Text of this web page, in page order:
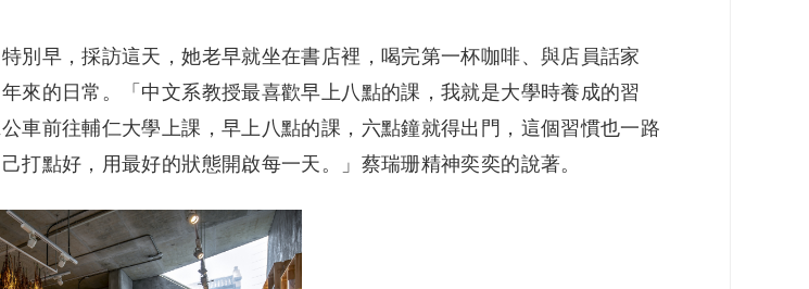
別早，採訪這天，她老早就坐在書店裡，喝完第一杯咖啡、與店員話家
來的日常。「中文系教授最喜歡早上八點的課，我就是大學時養成的習
車前往輔仁大學上課，早上八點的課，六點鐘就得出門，這個習慣也一路
打點好，用最好的狀態開啟每一天。」蔡瑞珊精神奕奕的說著。